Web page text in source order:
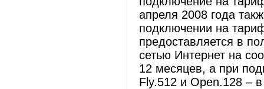
апреля 2008 года
подключении на
предоставляется в
сетью Интернет на
12 месяцев, а при
Fly.512 и Open.128 –